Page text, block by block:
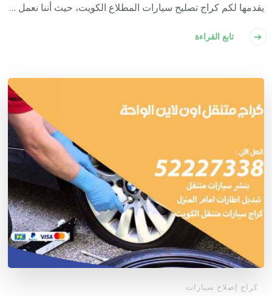
يقدمها لكم كراج تصليح سيارات المطلاع الكويت، حيث أننا نعمل …
تابع القراءة
كراج إصلاح سيارات